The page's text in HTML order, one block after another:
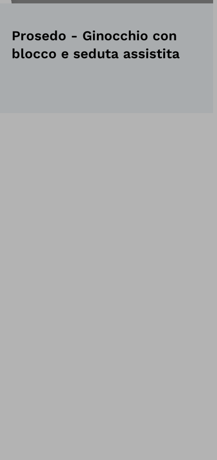
Prosedo - Ginocchio con
blocco e seduta assistita